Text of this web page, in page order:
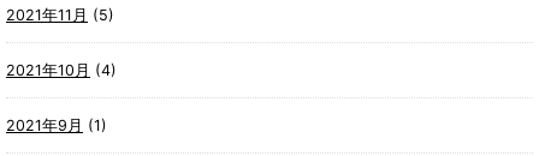
2021年11月 (5)
2021年10月 (4)
2021年9月 (1)